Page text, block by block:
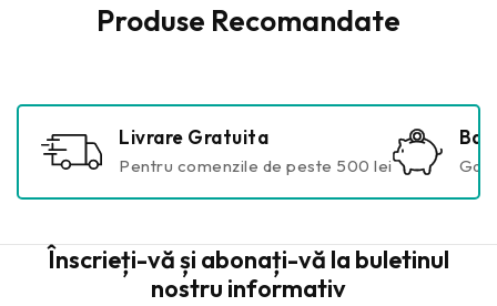
Produse Recomandate
Livrare Gratuita
Pentru comenzile de peste 500 lei
Înscrieți-vă și abonați-vă la buletinul
nostru informativ